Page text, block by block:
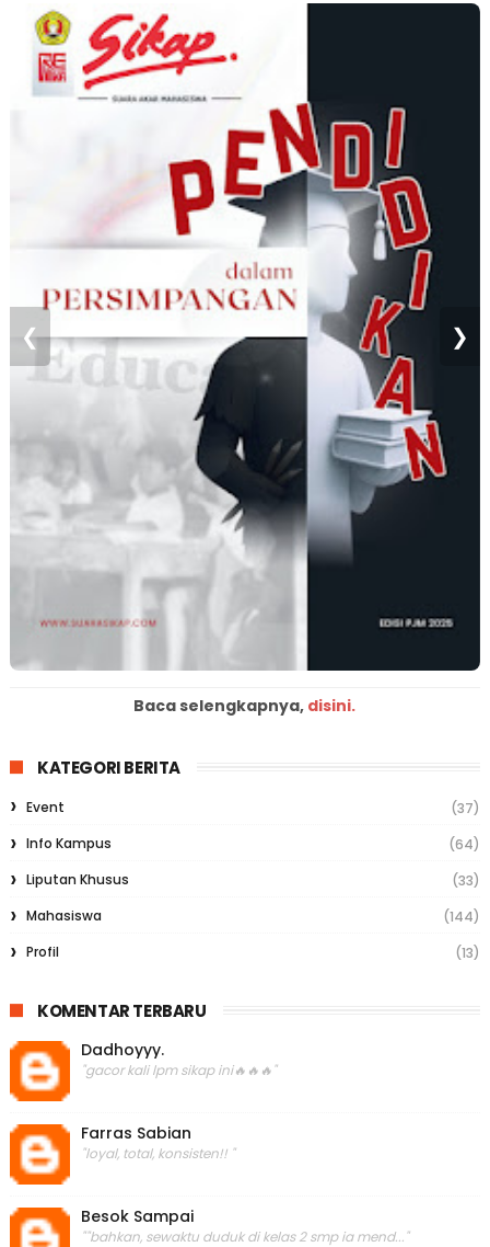
❮ ❯
Baca selengkapnya, disini.
KATEGORI BERITA
Event
(37)
Info Kampus
(64)
Liputan Khusus
(33)
Mahasiswa
(144)
Profil
(13)
KOMENTAR TERBARU
Dadhoyyy.
"gacor kali lpm sikap ini🔥🔥🔥"
Farras Sabian
"loyal, total, konsisten!! "
Besok Sampai
""bahkan, sewaktu duduk di kelas 2 smp ia mend..."